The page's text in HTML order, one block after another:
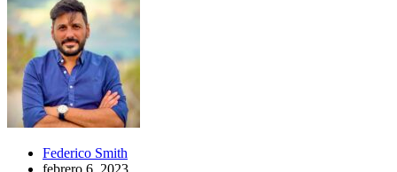
Federico Smith